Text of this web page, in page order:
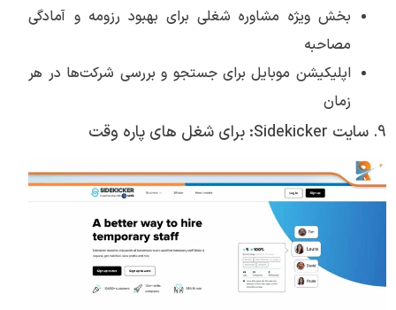
بخش ویژه مشاوره شغلی برای بهبود رزومه و آمادگی
مصاحبه
اپلیکیشن موبایل برای جستجو و بررسی شرکت‌ها در هر
زمان
9. سایت Sidekicker: برای شغل های پاره وقت